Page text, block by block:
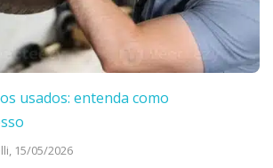
usados: entenda como
15/05/2026